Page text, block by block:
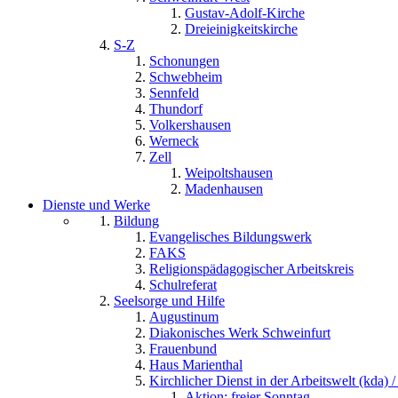
Gustav-Adolf-Kirche
Dreieinigkeitskirche
S-Z
Schonungen
Schwebheim
Sennfeld
Thundorf
Volkershausen
Werneck
Zell
Weipoltshausen
Madenhausen
Dienste und Werke
Bildung
Evangelisches Bildungswerk
FAKS
Religionspädagogischer Arbeitskreis
Schulreferat
Seelsorge und Hilfe
Augustinum
Diakonisches Werk Schweinfurt
Frauenbund
Haus Marienthal
Kirchlicher Dienst in der Arbeitswelt (kda) /